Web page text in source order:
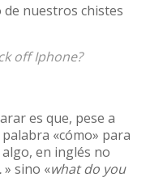
nuestros chistes
off Iphone?
es que, pese a
«cómo» para
en inglés no
» sino «what do you